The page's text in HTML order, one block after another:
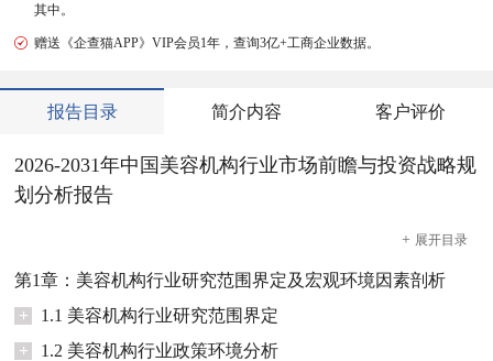
其中。
赠送《企查猫APP》VIP会员1年，查询3亿+工商企业数据。
报告目录 简介内容 客户评价
2026-2031年中国美容机构行业市场前瞻与投资战略规
划分析报告
+ 展开目录
第1章：美容机构行业研究范围界定及宏观环境因素剖析
+
1.1 美容机构行业研究范围界定
+
1.2 美容机构行业政策环境分析